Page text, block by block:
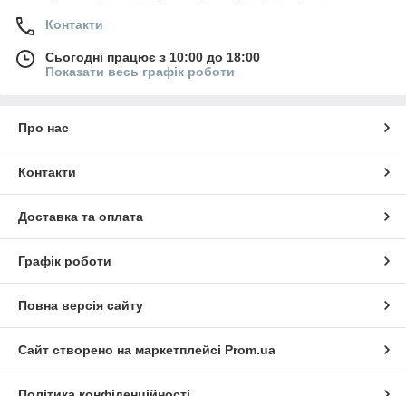
Контакти
Сьогодні працює з 10:00 до 18:00
Показати весь графік роботи
Про нас
Контакти
Доставка та оплата
Графік роботи
Повна версія сайту
Сайт створено на маркетплейсі Prom.ua